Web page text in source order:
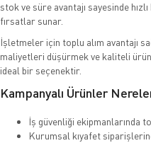
stok ve süre avantajı sayesinde
fırsatlar sunar.
İşletmeler için toplu alım avantajı
maliyetleri düşürmek ve kaliteli
ideal bir seçenektir.
Kampanyalı Ürünler
İş güvenliği ekipmanlarında
Kurumsal kıyafet